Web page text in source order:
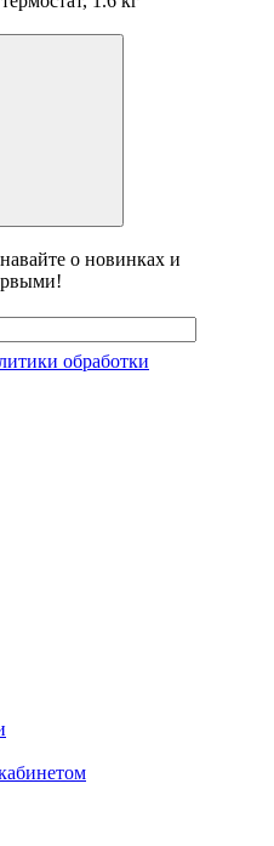
о новинках и
обработки